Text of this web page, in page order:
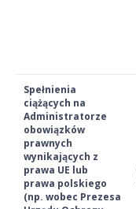
Spełnienia
ciążących na
Administratorze
obowiązków
prawnych
wynikających z
prawa UE lub
prawa polskiego
(np. wobec Prezesa